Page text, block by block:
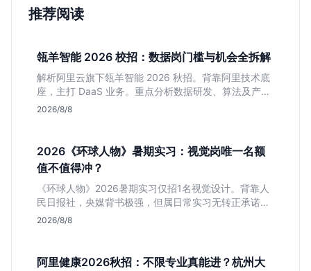
推荐阅读
瓴羊智能 2026 校招：数据岗门槛与机会全拆解
解析阿里云旗下瓴羊智能 2026 秋招。背靠阿里技术底
座，主打 DaaS 业务。重点分析数据研发、算法及产品
岗的硬性要求，评估 B 端数据路线的成长曲线与抗压挑
2026/8/8
2026《环球人物》暑期实习：视觉岗唯一名额
值不值得冲？
《环球人物》2026暑期实习仅招1名视觉设计。背靠人
民日报社，央媒背书极强，但属日常实习无转正承诺。
适合追求高含金量简历、能接受严谨流程的设计生，想
2026/8/8
阿里健康2026秋招：不限专业真能进？杭州大